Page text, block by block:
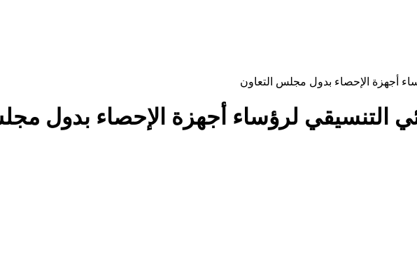
أجهزة الإحصاء بدول مجلس التعاون
التنسيقي لرؤساء أجهزة الإحصاء بدول